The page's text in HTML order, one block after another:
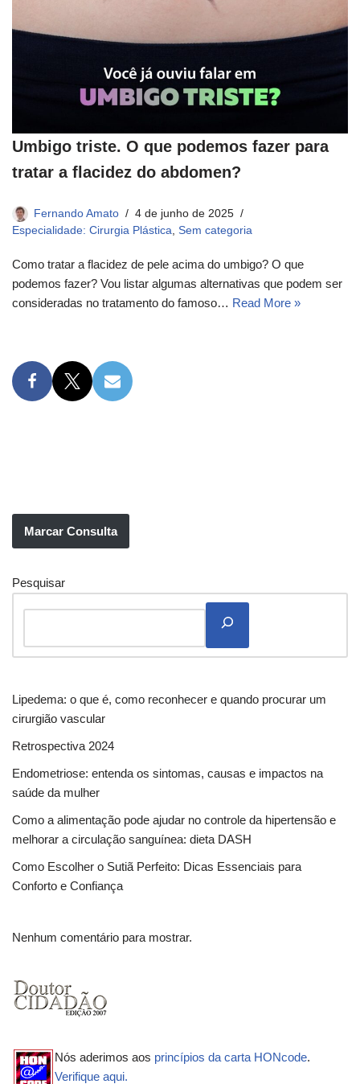
Umbigo triste. O que podemos fazer para
tratar a flacidez do abdomen?​
Fernando Amato
4 de junho de 2025
Especialidade: Cirurgia Plástica Sem categoria
Como tratar a flacidez de pele acima do umbigo? O que
podemos fazer? Vou listar algumas alternativas que podem ser
consideradas no tratamento do famoso… Read More »
Marcar Consulta
Pesquisar
Lipedema: o que é, como reconhecer e quando procurar um
cirurgião vascular
Retrospectiva 2024
Endometriose: entenda os sintomas, causas e impactos na
saúde da mulher
Como a alimentação pode ajudar no controle da hipertensão e
melhorar a circulação sanguínea: dieta DASH
Como Escolher o Sutiã Perfeito: Dicas Essenciais para
Conforto e Confiança
Nenhum comentário para mostrar.
Nós aderimos aos princípios da carta HONcode.
Verifique aqui.